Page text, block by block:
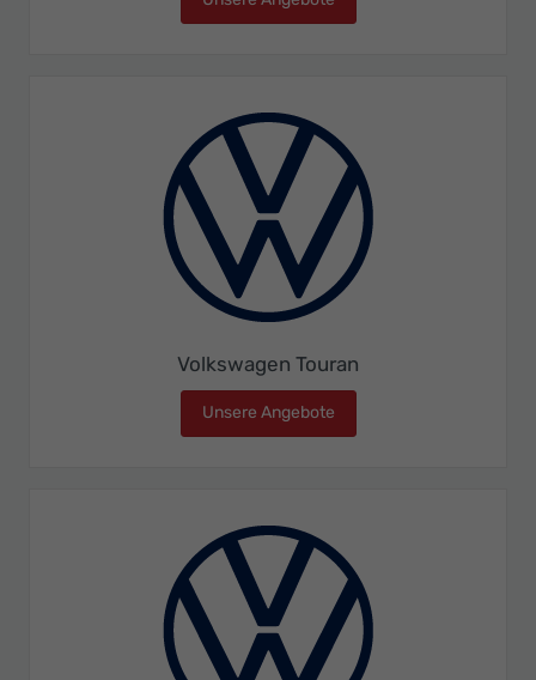
Volkswagen Touran
Unsere Angebote